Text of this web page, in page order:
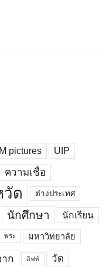
M pictures UIP
ความเชื่อ
วัด ต่างประเทศ
นักศึกษา นักเรียน
พระ มหาวิทยาลัย
ก ลิฟท์ วัด